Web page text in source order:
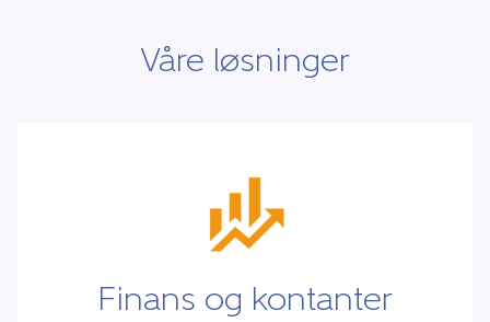
Våre løsninger
Finans og kontanter